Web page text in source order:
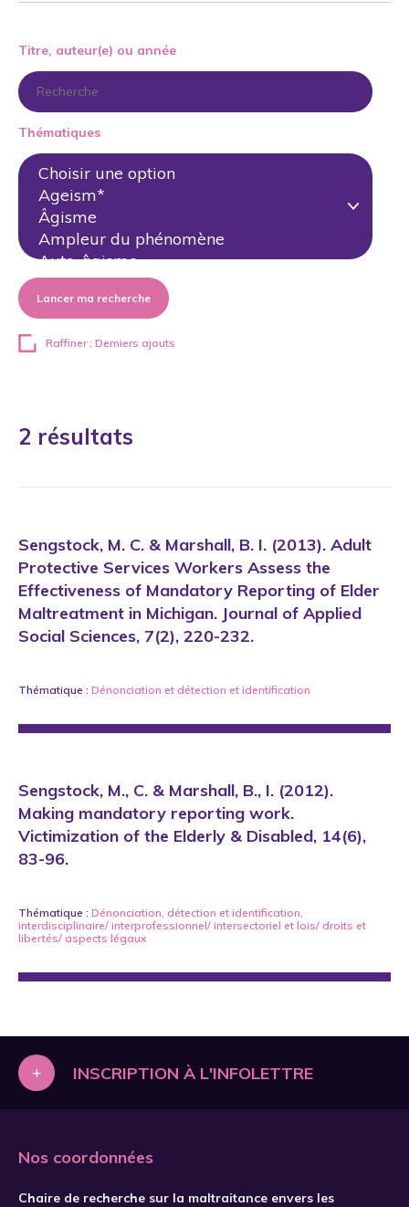
Titre, auteur(e) ou année
Thématiques
Lancer ma recherche
Raffiner : Derniers ajouts
2 résultats
Sengstock, M. C. & Marshall, B. I. (2013). Adult
Protective Services Workers Assess the
Effectiveness of Mandatory Reporting of Elder
Maltreatment in Michigan. Journal of Applied
Social Sciences, 7(2), 220-232.
Thématique : Dénonciation et détection et identification
Sengstock, M., C. & Marshall, B., I. (2012).
Making mandatory reporting work.
Victimization of the Elderly & Disabled, 14(6),
83-96.
Thématique : Dénonciation, détection et identification,
interdisciplinaire/ interprofessionnel/ intersectoriel et lois/ droits et
libertés/ aspects légaux
+ INSCRIPTION À L'INFOLETTRE
Nos coordonnées
Chaire de recherche sur la maltraitance envers les